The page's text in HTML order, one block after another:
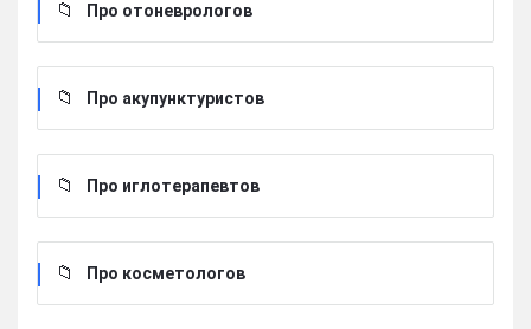
Про отоневрологов
Про акупунктуристов
Про иглотерапевтов
Про косметологов